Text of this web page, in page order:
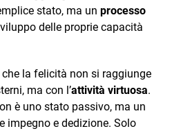
stato, ma un processo
delle proprie capacità
la felicità non si raggiunge
ma con l’attività virtuosa.
è uno stato passivo, ma un
impegno e dedizione. Solo